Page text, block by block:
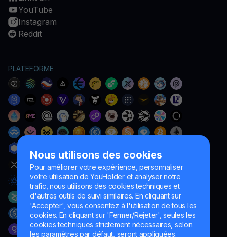
Nous utilisons des cookies
Pour améliorer votre expérience, personnaliser
votre utilisation de YouHolder et analyser notre
trafic, nous utilisons des cookies techniques et
d'autres outils de suivi similaires. En cliquant sur
'Accepter', vous consentez à l'utilisation de tous les
cookies. En cliquant sur 'Fermer/Rejeter', seules les
cookies techniques strictement nécessaires, selon
les paramètres par défaut, seront appliquées.
YouTube
Instagram
Reddit
PLATEFORME